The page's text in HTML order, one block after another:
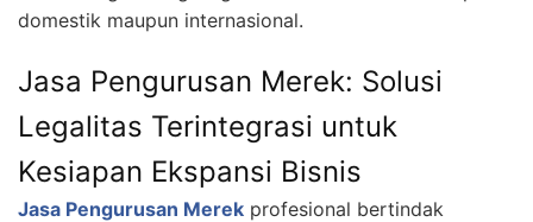
domestik maupun internasional.
Jasa Pengurusan Merek: Solusi
Legalitas Terintegrasi untuk
Kesiapan Ekspansi Bisnis
Jasa Pengurusan Merek profesional bertindak